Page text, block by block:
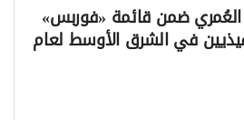
العُمري ضمن قائمة «فوربس»
في الشرق الأوسط لعام